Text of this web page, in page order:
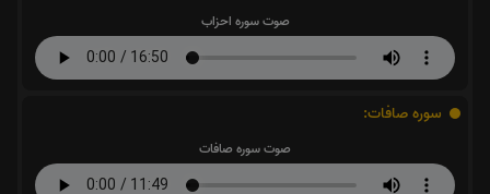
صوت سوره احزاب
سوره صافات:
صوت سوره صافات